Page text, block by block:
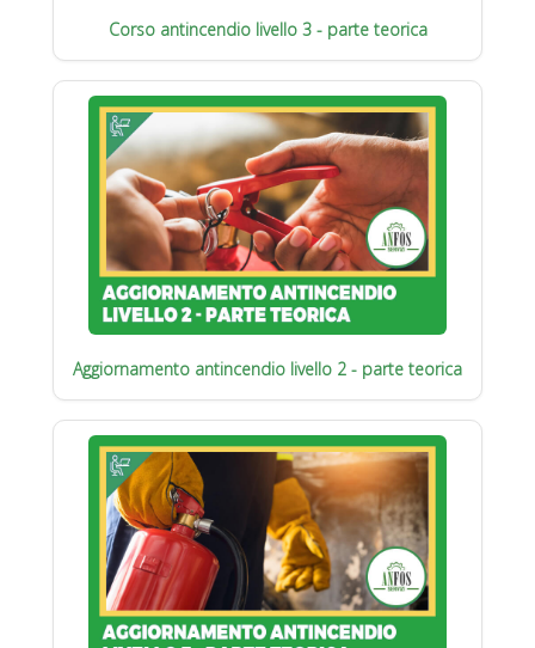
Corso antincendio livello 3 - parte teorica
Aggiornamento antincendio livello 2 - parte teorica